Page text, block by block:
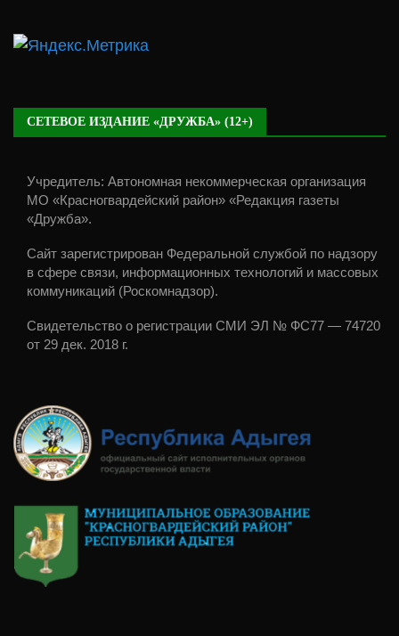
СЕТЕВОЕ ИЗДАНИЕ «ДРУЖБА» (12+)
Учредитель: Автономная некоммерческая организация
МО «Красногвардейский район» «Редакция газеты
«Дружба».
Сайт зарегистрирован Федеральной службой по надзору
в сфере связи, информационных технологий и массовых
коммуникаций (Роскомнадзор).
Свидетельство о регистрации СМИ ЭЛ № ФС77 — 74720
от 29 дек. 2018 г.